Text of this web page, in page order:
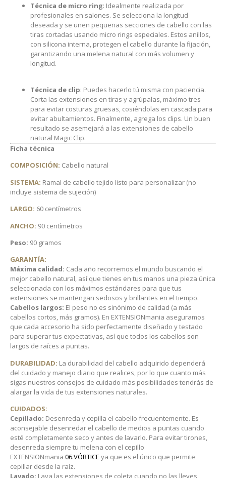
Técnica de micro ring: Idealmente realizada por
profesionales en salones. Se selecciona la longitud
deseada y se unen pequeñas secciones de cabello con las
tiras cortadas usando micro rings especiales. Estos anillos,
con silicona interna, protegen el cabello durante la fijación,
garantizando una melena natural con más volumen y
longitud.
Técnica de clip: Puedes hacerlo tú misma con paciencia.
Corta las extensiones en tiras y agrúpalas, máximo tres
para evitar costuras gruesas, cosiéndolas en cascada para
evitar abultamientos. Finalmente, agrega los clips. Un buen
resultado se asemejará a las extensiones de cabello
natural Magic Clip.
Ficha técnica
COMPOSICIÓN: Cabello natural
SISTEMA: Ramal de cabello tejido listo para personalizar (no
incluye sistema de sujeción)
LARGO: 60 centímetros
ANCHO: 90 centímetros
Peso: 90 gramos
GARANTÍA:
Máxima calidad: Cada año recorremos el mundo buscando el
mejor cabello natural, así que tienes en tus manos una pieza única
seleccionada con los máximos estándares para que tus
extensiones se mantengan sedosos y brillantes en el tiempo.
Cabellos largos: El peso no es sinónimo de calidad (a más
cabellos cortos, más gramos). En EXTENSIONmania aseguramos
que cada accesorio ha sido perfectamente diseñado y testado
para superar tus expectativas, así que todos los cabellos son
largos de raíces a puntas.
DURABILIDAD: La durabilidad del cabello adquirido dependerá
del cuidado y manejo diario que realices, por lo que cuanto más
sigas nuestros consejos de cuidado más posibilidades tendrás de
alargar la vida de tus extensiones naturales.
CUIDADOS:
Cepillado: Desenreda y cepilla el cabello frecuentemente. Es
aconsejable desenredar el cabello de medios a puntas cuando
esté completamente seco y antes de lavarlo. Para evitar tirones,
desenreda siempre tu melena con el cepillo
EXTENSIONmania 06.VÓRTICE ya que es el único que permite
cepillar desde la raíz.
Lavado: Lava las extensiones de coleta cuando no las lleves